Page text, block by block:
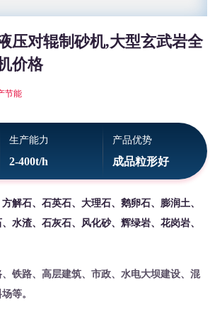
压对辊制砂机,大型玄武岩全
价格
节能
生产能力
2-400t/h
产品优势
成品粒形好
解石、石英石、大理石、鹅卵石、膨润土、
水渣、石灰石、风化砂、辉绿岩、花岗岩、
铁路、高层建筑、市政、水电大坝建设、混
等。